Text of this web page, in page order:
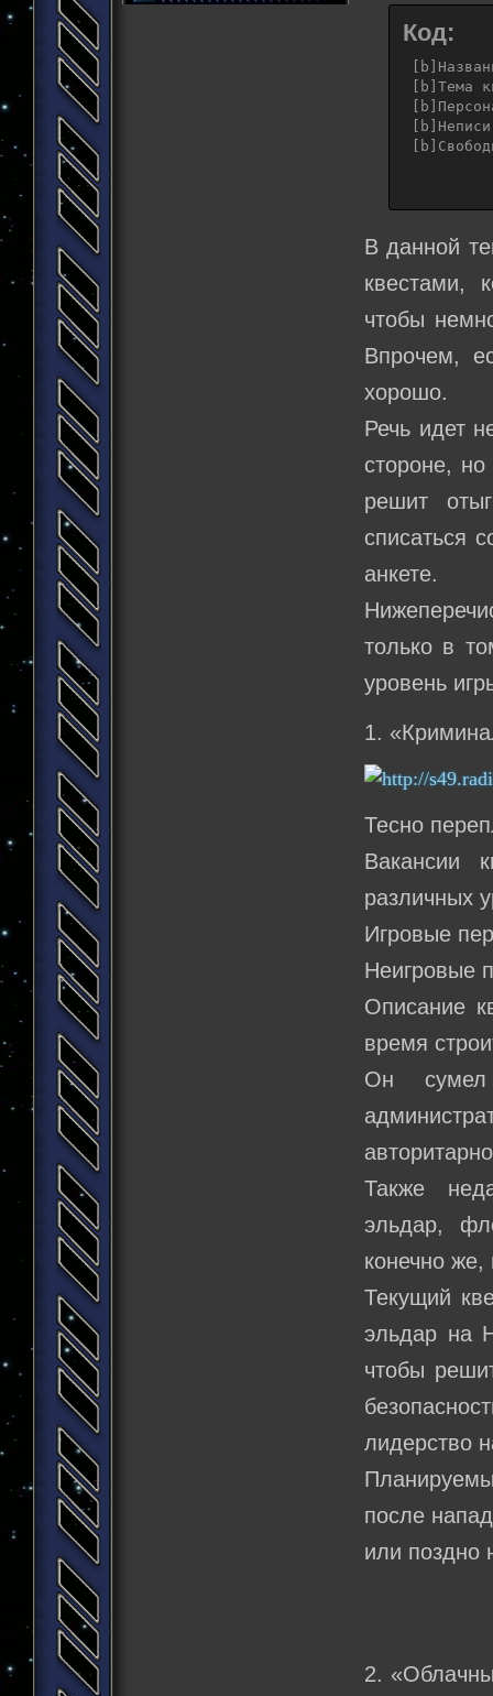
Код:
[b]Тема
В данной
квестами,
чтобы
Впрочем,
хорошо.
Речь идет
стороне,
решит
списаться
анкете.
только в
уровень
1.
Тесно
Вакансии
различных
Игровые
Неигровые
Описание
время
Он сумел
Также
эльдар,
конечно же,
Текущий
эльдар на
чтобы
лидерство
после
или поздно
2.